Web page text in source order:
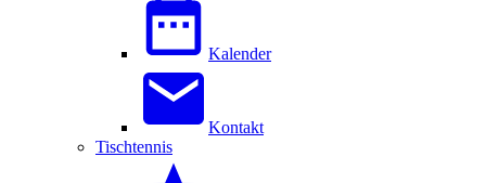
Kalender
Kontakt
Tischtennis